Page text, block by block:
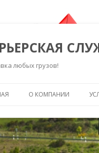
любых грузов!
О КОМПАНИИ